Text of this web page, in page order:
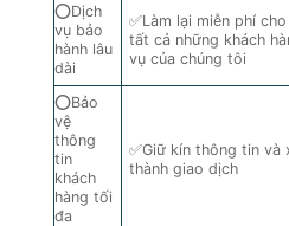
⭕Dịch
vụ bảo
hành lâu
dài
✅Làm lại miễn phí
tất cả những khách
vụ của chúng tôi
⭕Bảo
vệ
thông
tin
khách
hàng tối
đa
✅Giữ kín thông tin và
thành giao dịch